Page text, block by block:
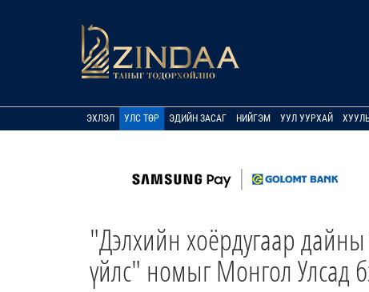
ЭХЛЭЛ УЛС ТӨР ЭДИЙН ЗАСАГ НИЙГЭМ УУЛ УУРХАЙ
"Дэлхийн хоёрдугаар
үйлс" номыг Монгол Улсад